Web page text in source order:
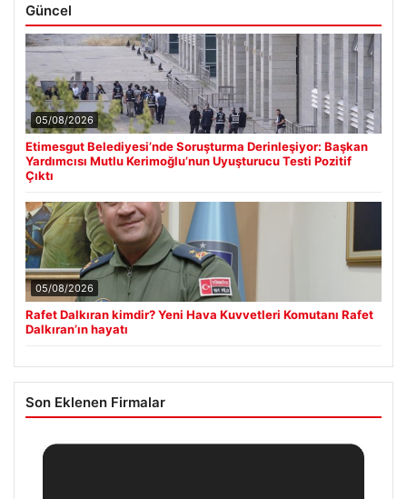
Güncel
05/08/2026
Etimesgut Belediyesi’nde Soruşturma Derinleşiyor: Başkan
Yardımcısı Mutlu Kerimoğlu’nun Uyuşturucu Testi Pozitif
Çıktı
05/08/2026
Rafet Dalkıran kimdir? Yeni Hava Kuvvetleri Komutanı Rafet
Dalkıran’ın hayatı
Son Eklenen Firmalar